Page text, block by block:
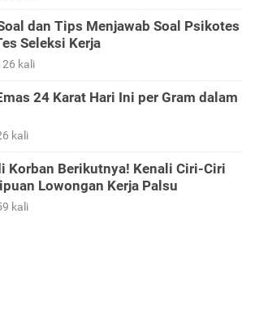
dan Tips Menjawab Soal Psikotes
Seleksi Kerja
kali
24 Karat Hari Ini per Gram dalam
kali
Korban Berikutnya! Kenali Ciri-Ciri
Lowongan Kerja Palsu
kali